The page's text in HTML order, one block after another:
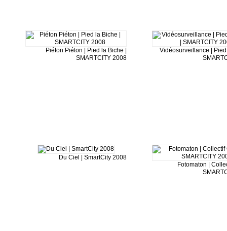
Piéton Piéton | Pied la Biche |
SMARTCITY 2008
Vidéosurveillance |
Du Ciel | SmartCity 2008
Fotomaton |